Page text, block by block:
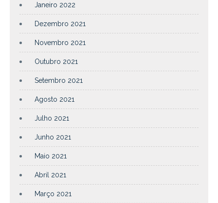
Janeiro 2022
Dezembro 2021
Novembro 2021
Outubro 2021
Setembro 2021
Agosto 2021
Julho 2021
Junho 2021
Maio 2021
Abril 2021
Março 2021